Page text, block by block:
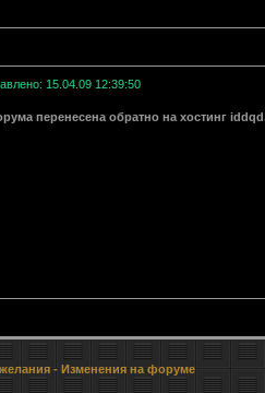
15.04.09 12:39:50
перенесена обратно на хостинг
- Изменения на форуме